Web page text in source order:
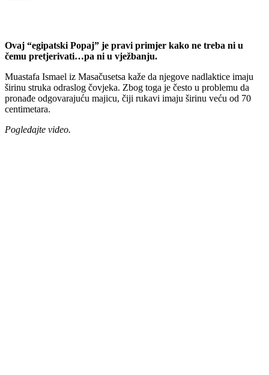
Ovaj “egipatski Popaj” je pravi primjer kako ne treba ni u
čemu pretjerivati…pa ni u vježbanju.
Muastafa Ismael iz Masačusetsa kaže da njegove nadlaktice imaju
širinu struka odraslog čovjeka. Zbog toga je često u problemu da
pronađe odgovarajuću majicu, čiji rukavi imaju širinu veću od 70
centimetara.
Pogledajte video.